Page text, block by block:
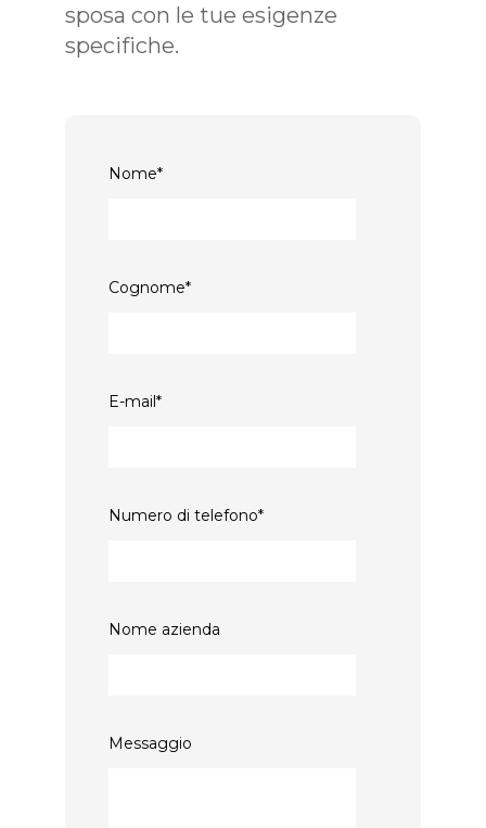
sposa con le tue esigenze
specifiche.
Nome*
Cognome*
E-mail*
Numero di telefono*
Nome azienda
Messaggio